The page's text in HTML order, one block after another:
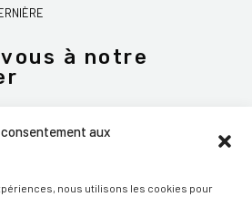
consentement aux
nous utilisons les cookies pour
à notre
JE M'ABONNE